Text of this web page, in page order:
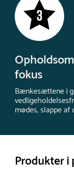
fokus
Bænkesættene i
mødes, slappe
Produkter